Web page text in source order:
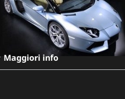
Maggiori info